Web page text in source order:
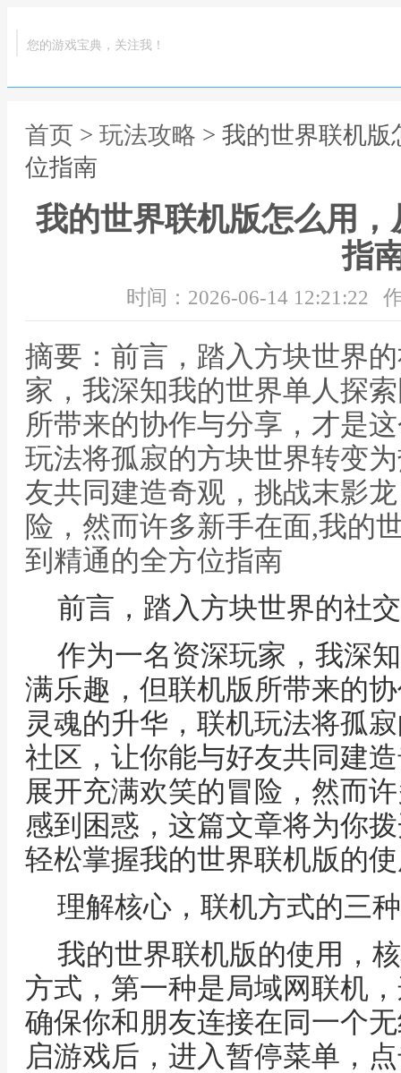
您的游戏宝典，关注我！
首页 > 玩法攻略 > 我的世界联机
位指南
我的世界联机版怎么用
指
时间：2026-06-14 12:21:22
摘要：前言，踏入方块世界
家，我深知我的世界单人探
所带来的协作与分享，才是
玩法将孤寂的方块世界转变
友共同建造奇观，挑战末影
险，然而许多新手在面,我的
到精通的全方位指南
前言，踏入方块世界的社
作为一名资深玩家，我深
满乐趣，但联机版所带来的
灵魂的升华，联机玩法将孤
社区，让你能与好友共同建
展开充满欢笑的冒险，然而
感到困惑，这篇文章将为你
轻松掌握我的世界联机版的
理解核心，联机方式的三
我的世界联机版的使用，
方式，第一种是局域网联机
确保你和朋友连接在同一个
启游戏后，进入暂停菜单，